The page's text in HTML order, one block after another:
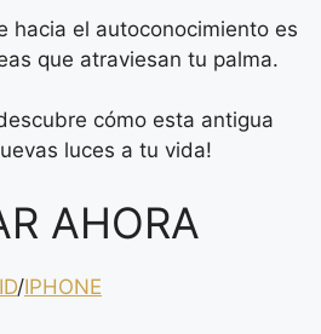
hacia el autoconocimiento es
que atraviesan tu palma.
cómo esta antigua
luces a tu vida!
AHORA
/IPHONE